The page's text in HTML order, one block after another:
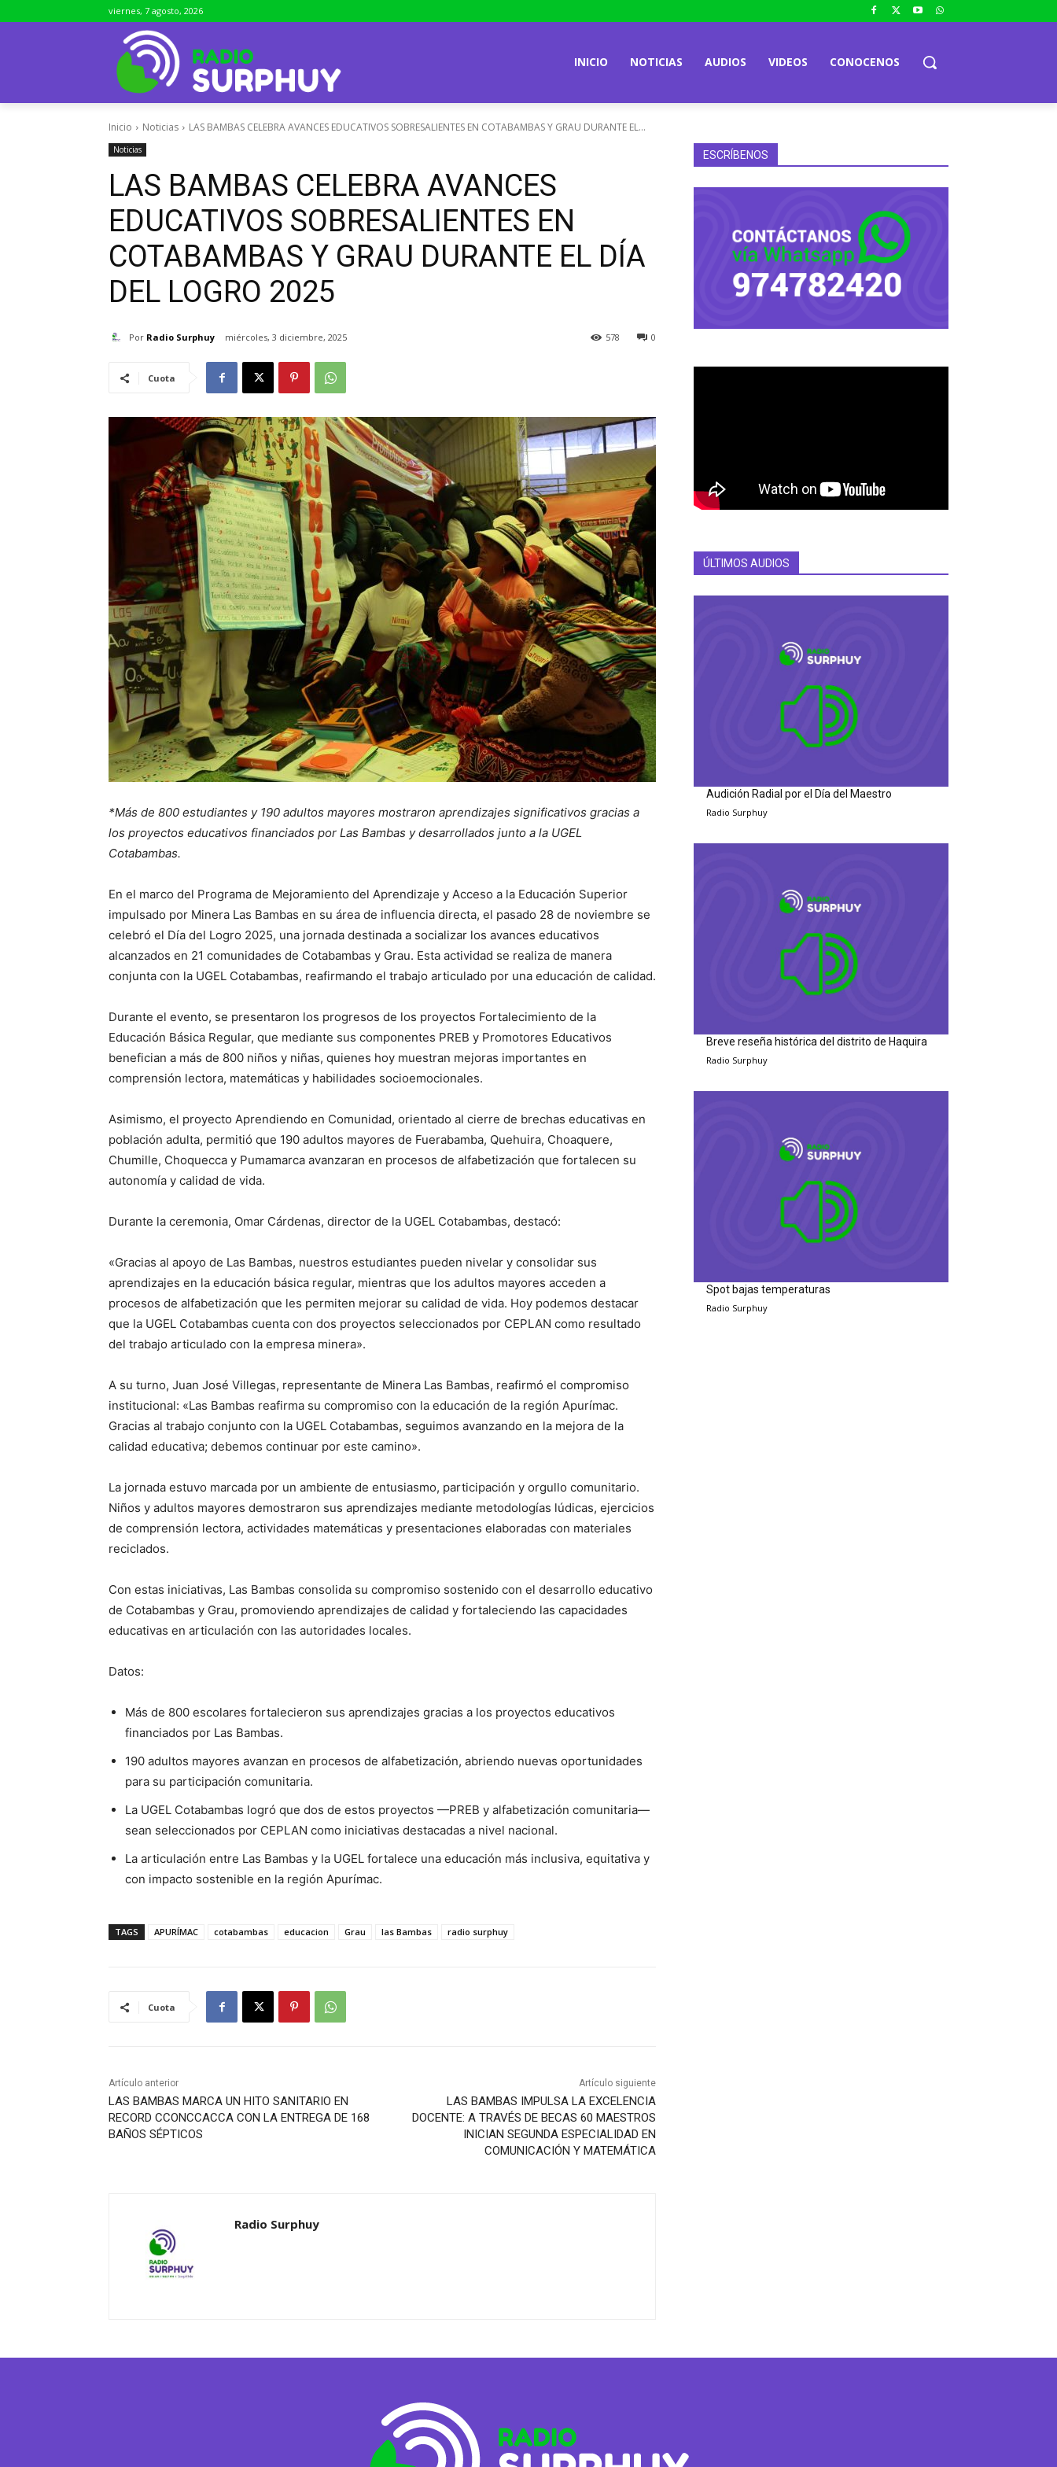
viernes, 7 agosto, 2026
INICIO NOTICIAS AUDIOS VIDEOS CONOCENOS
Inicio Noticias LAS BAMBAS CELEBRA AVANCES EDUCATIVOS SOBRESALIENTES EN COTABAMBAS Y GRAU DURANTE EL...
Noticias
LAS BAMBAS CELEBRA AVANCES
EDUCATIVOS SOBRESALIENTES EN
COTABAMBAS Y GRAU DURANTE EL DÍA
DEL LOGRO 2025
Por Radio Surphuy miércoles, 3 diciembre, 2025 0
578
Cuota
*Más de 800 estudiantes y 190 adultos mayores mostraron aprendizajes significativos gracias a
los proyectos educativos financiados por Las Bambas y desarrollados junto a la UGEL
Cotabambas.
En el marco del Programa de Mejoramiento del Aprendizaje y Acceso a la Educación Superior
impulsado por Minera Las Bambas en su área de influencia directa, el pasado 28 de noviembre se
celebró el Día del Logro 2025, una jornada destinada a socializar los avances educativos
alcanzados en 21 comunidades de Cotabambas y Grau. Esta actividad se realiza de manera
conjunta con la UGEL Cotabambas, reafirmando el trabajo articulado por una educación de calidad.
Durante el evento, se presentaron los progresos de los proyectos Fortalecimiento de la
Educación Básica Regular, que mediante sus componentes PREB y Promotores Educativos
benefician a más de 800 niños y niñas, quienes hoy muestran mejoras importantes en
comprensión lectora, matemáticas y habilidades socioemocionales.
Asimismo, el proyecto Aprendiendo en Comunidad, orientado al cierre de brechas educativas en
población adulta, permitió que 190 adultos mayores de Fuerabamba, Quehuira, Choaquere,
Chumille, Choquecca y Pumamarca avanzaran en procesos de alfabetización que fortalecen su
autonomía y calidad de vida.
Durante la ceremonia, Omar Cárdenas, director de la UGEL Cotabambas, destacó:
«Gracias al apoyo de Las Bambas, nuestros estudiantes pueden nivelar y consolidar sus
aprendizajes en la educación básica regular, mientras que los adultos mayores acceden a
procesos de alfabetización que les permiten mejorar su calidad de vida. Hoy podemos destacar
que la UGEL Cotabambas cuenta con dos proyectos seleccionados por CEPLAN como resultado
del trabajo articulado con la empresa minera».
A su turno, Juan José Villegas, representante de Minera Las Bambas, reafirmó el compromiso
institucional: «Las Bambas reafirma su compromiso con la educación de la región Apurímac.
Gracias al trabajo conjunto con la UGEL Cotabambas, seguimos avanzando en la mejora de la
calidad educativa; debemos continuar por este camino».
La jornada estuvo marcada por un ambiente de entusiasmo, participación y orgullo comunitario.
Niños y adultos mayores demostraron sus aprendizajes mediante metodologías lúdicas, ejercicios
de comprensión lectora, actividades matemáticas y presentaciones elaboradas con materiales
reciclados.
Con estas iniciativas, Las Bambas consolida su compromiso sostenido con el desarrollo educativo
de Cotabambas y Grau, promoviendo aprendizajes de calidad y fortaleciendo las capacidades
educativas en articulación con las autoridades locales.
Datos:
Más de 800 escolares fortalecieron sus aprendizajes gracias a los proyectos educativos
financiados por Las Bambas.
190 adultos mayores avanzan en procesos de alfabetización, abriendo nuevas oportunidades
para su participación comunitaria.
La UGEL Cotabambas logró que dos de estos proyectos —PREB y alfabetización comunitaria—
sean seleccionados por CEPLAN como iniciativas destacadas a nivel nacional.
La articulación entre Las Bambas y la UGEL fortalece una educación más inclusiva, equitativa y
con impacto sostenible en la región Apurímac.
TAGS APURÍMAC cotabambas educacion Grau las Bambas radio surphuy
Cuota
Artículo anterior
LAS BAMBAS MARCA UN HITO SANITARIO EN
RECORD CCONCCACCA CON LA ENTREGA DE 168
BAÑOS SÉPTICOS
Artículo siguiente
LAS BAMBAS IMPULSA LA EXCELENCIA
DOCENTE: A TRAVÉS DE BECAS 60 MAESTROS
INICIAN SEGUNDA ESPECIALIDAD EN
COMUNICACIÓN Y MATEMÁTICA
Radio Surphuy
ESCRÍBENOS
ÚLTIMOS AUDIOS
Audición Radial por el Día del Maestro
Radio Surphuy
Breve reseña histórica del distrito de Haquira
Radio Surphuy
Spot bajas temperaturas
Radio Surphuy